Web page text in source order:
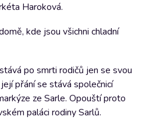
Haroková.
kde jsou všichni chladní
po smrti rodičů jen se svou
přání se stává společnicí
ze Sarle. Opouští proto
paláci rodiny Sarlů.